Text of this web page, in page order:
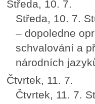
Středa, 10. 7.
Středa, 10. 7.
– dopoledne
schvalování a
národních
Čtvrtek, 11. 7.
Čtvrtek, 11. 7.